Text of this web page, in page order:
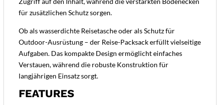
für zusätzlichen Schutz sorgen.
Ob als wasserdichte Reisetasche oder als Schutz für
Outdoor-Ausrüstung – der Reise-Packsack erfüllt vielseitige
Aufgaben. Das kompakte Design ermöglicht einfaches
Verstauen, während die robuste Konstruktion für
langjährigen Einsatz sorgt.
FEATURES